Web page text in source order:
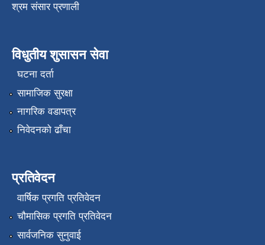
श्रम संसार प्रणाली
विधुतीय शुसासन सेवा
घटना दर्ता
सामाजिक सुरक्षा
नागरिक वडापत्र
निवेदनको ढाँचा
प्रतिवेदन
वार्षिक प्रगति प्रतिवेदन
चौमासिक प्रगति प्रतिवेदन
सार्वजनिक सुनुवाई